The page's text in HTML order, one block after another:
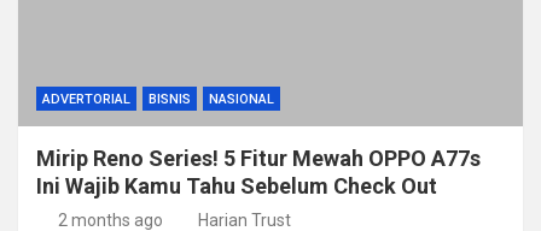
ADVERTORIAL BISNIS NASIONAL
Mirip Reno Series! 5 Fitur Mewah OPPO A77s
Ini Wajib Kamu Tahu Sebelum Check Out
2 months ago Harian Trust